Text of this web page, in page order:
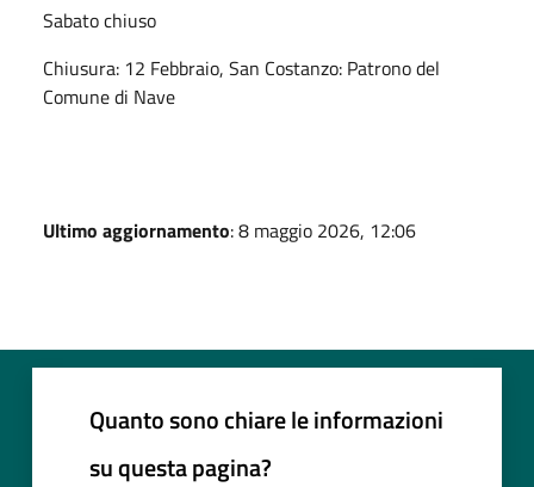
Sabato chiuso
Chiusura: 12 Febbraio, San Costanzo: Patrono del
Comune di Nave
Ultimo aggiornamento: 8 maggio 2026, 12:06
Quanto sono chiare le informazioni
su questa pagina?